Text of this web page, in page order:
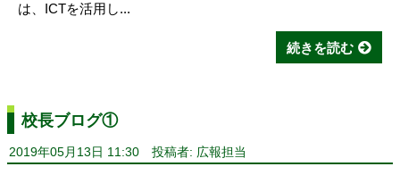
は、ICTを活用し...
続きを読む
校長ブログ①
2019年05月13日 11:30 投稿者: 広報担当